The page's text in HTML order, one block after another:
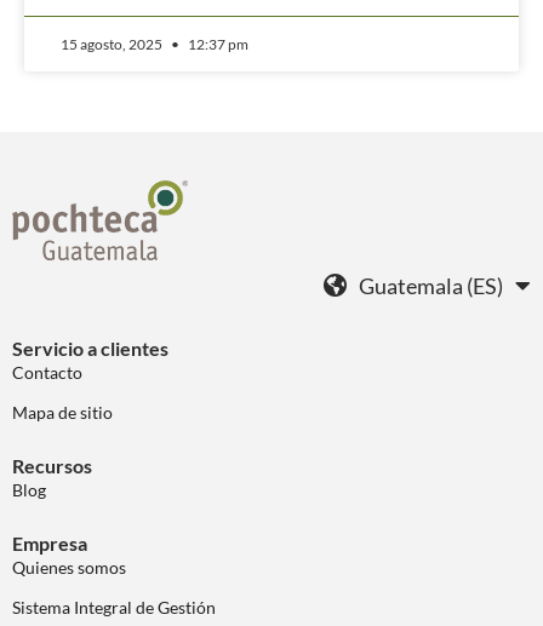
15 agosto, 2025 12:37 pm
Guatemala (ES)
Servicio a clientes
Contacto
Mapa de sitio
Recursos
Blog
Empresa
Quienes somos
Sistema Integral de Gestión